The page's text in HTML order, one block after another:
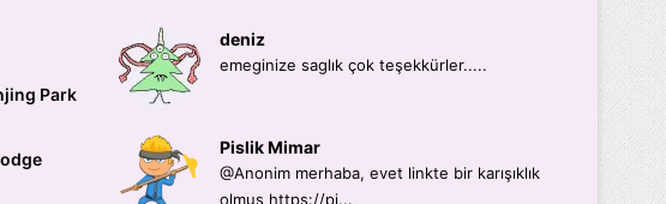
Park
deniz
emeginize saglık çok teşekkürler.....
Pislik Mimar
@Anonim merhaba, evet linkte bir karışıklık
olmuş https://pi...